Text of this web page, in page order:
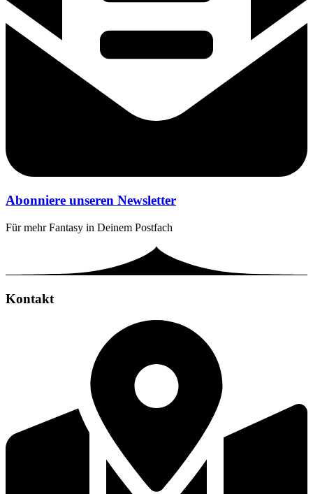
Abonniere unseren Newsletter
Für mehr Fantasy in Deinem Postfach
Kontakt